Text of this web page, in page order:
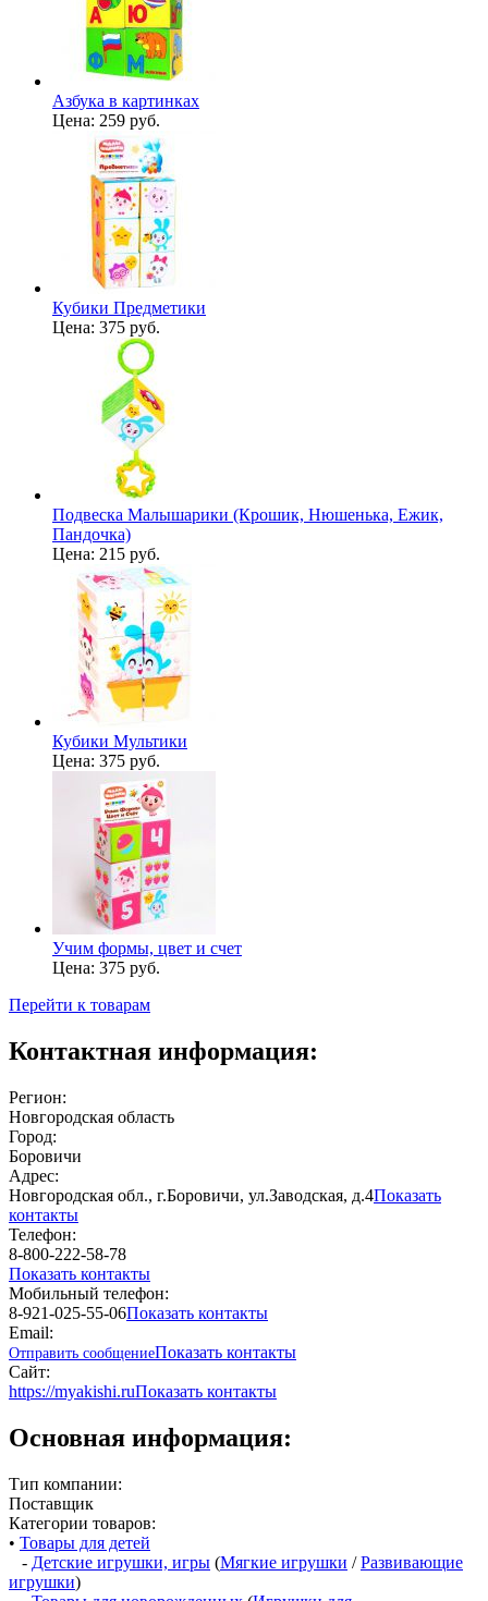
Азбука в картинках
Цена: 259 руб.
Кубики Предметики
Цена: 375 руб.
Подвеска Малышарики (Крошик, Нюшенька, Ежик,
Пандочка)
Цена: 215 руб.
Кубики Мультики
Цена: 375 руб.
Учим формы, цвет и счет
Цена: 375 руб.
Перейти к товарам
Контактная информация:
Регион:
Новгородская область
Город:
Боровичи
Адрес:
Новгородская обл., г.Боровичи, ул.Заводская, д.4Показать
контакты
Телефон:
8-800-222-58-78
Показать контакты
Мобильный телефон:
8-921-025-55-06Показать контакты
Email:
Отправить сообщениеПоказать контакты
Сайт:
https://myakishi.ruПоказать контакты
Основная информация:
Тип компании:
Поставщик
Категории товаров:
• Товары для детей
- Детские игрушки, игры (Мягкие игрушки /Развивающие
игрушки)